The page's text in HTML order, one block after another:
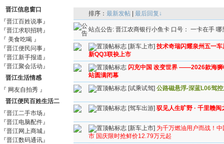
晋江信息窗口
『晋江百姓说事』
『晋江求职招聘』
『 美食吃喝 』
『晋江便民问事』
『晋江新手报道』
『晋江聚会活动』
晋江生活情感
『 网友自拍秀 』
晋江便民百姓生活二
手信息市场
『晋江二手市场』
『晋江电脑配件』
『晋江网上商城』
『晋江数码通讯』
排序： 最新发帖 最后回复↓
站点公告: 晋江农商银行小鱼卡 口号： 一卡在手
[新车上市] 技术奇瑞闪耀泉州五一
新QQ3联袂上市
闪充中国 改变世界 ——2026款海狮
站圆满闭幕
[试乘试驾] 公路磁悬浮-深蓝L06驾
[驾车出游] 驭见人生旷野 · 千里赣闽
[新车上市] 为千万燃油用户而战！
市 国庆限时抢鲜价12.79万元起